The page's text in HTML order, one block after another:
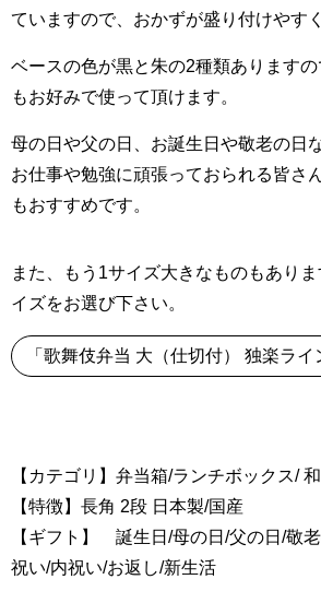
ていますので、おかずが盛り付けやす
ベースの色が黒と朱の2種類あります
もお好みで使って頂けます。
母の日や父の日、お誕生日や敬老の日
お仕事や勉強に頑張っておられる皆さ
もおすすめです。
また、もう1サイズ大きなものもあり
イズをお選び下さい。
「歌舞伎弁当 大（仕切付） 独楽ラ
【カテゴリ】弁当箱/ランチボックス/
【特徴】長角 2段 日本製/国産
【ギフト】 誕生日/母の日/父の日/敬
祝い/内祝い/お返し/新生活